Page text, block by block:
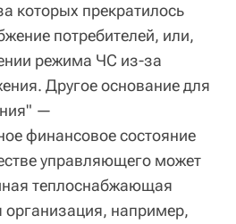
которых прекратилось
потребителей, или,
режима ЧС из-за
Другое основание для
—
финансовое состояние
управляющего может
теплоснабжающая
например,